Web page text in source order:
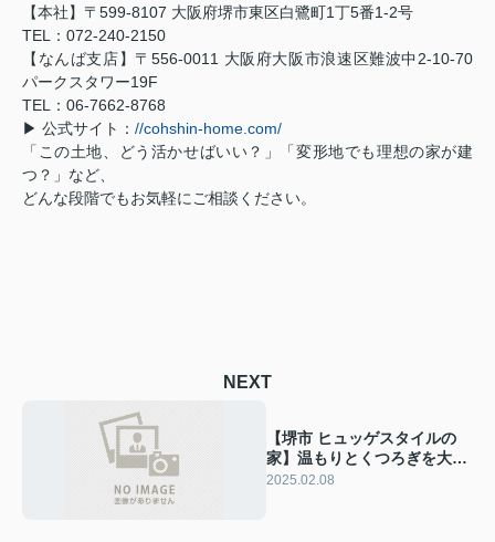
【本社】〒599-8107 大阪府堺市東区白鷺町1丁5番1-2号
TEL：072-240-2150
【なんば支店】〒556-0011 大阪府大阪市浪速区難波中2-10-70
パークスタワー19F
TEL：06-7662-8768
▶ 公式サイト： //cohshin-home.com/
「この土地、どう活かせばいい？」「変形地でも理想の家が建
つ？」など、
どんな段階でもお気軽にご相談ください。
NEXT
【堺市 ヒュッゲスタイルの
家】温もりとくつろぎを大切
にした空間
2025.02.08